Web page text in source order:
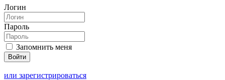
Логин
Пароль
Запомнить меня
или зарегистрироваться